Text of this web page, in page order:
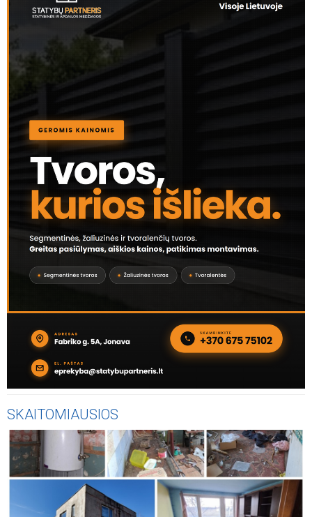
Pensijų kaupimo rezultatai: per metus kaupiančiųjų
turtas paaugo 1,3 mlrd. Eur
Pensijų kaupimo rezultatai: per metus – beveik milijardo
AKTUALIJOS
Valstybės kontrolė: Ar „Sodros“ rezervas atlaikys
neišvengiamus Lietuvos demografijos pokyčius?
Atnaujintas sunkių ligų sąrašas: daugiau sunkiomis
ligomis sergančių gyventojų galės nutraukti pensijų
kaupimą